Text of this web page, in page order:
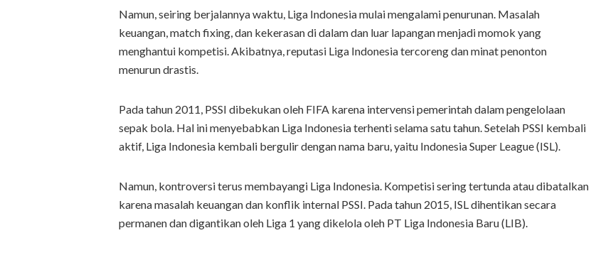
Namun, seiring berjalannya waktu, Liga Indonesia mulai mengalami penurunan. Masalah
keuangan, match fixing, dan kekerasan di dalam dan luar lapangan menjadi momok yang
menghantui kompetisi. Akibatnya, reputasi Liga Indonesia tercoreng dan minat penonton
menurun drastis.
Pada tahun 2011, PSSI dibekukan oleh FIFA karena intervensi pemerintah dalam pengelolaan
sepak bola. Hal ini menyebabkan Liga Indonesia terhenti selama satu tahun. Setelah PSSI kembali
aktif, Liga Indonesia kembali bergulir dengan nama baru, yaitu Indonesia Super League (ISL).
Namun, kontroversi terus membayangi Liga Indonesia. Kompetisi sering tertunda atau dibatalkan
karena masalah keuangan dan konflik internal PSSI. Pada tahun 2015, ISL dihentikan secara
permanen dan digantikan oleh Liga 1 yang dikelola oleh PT Liga Indonesia Baru (LIB).